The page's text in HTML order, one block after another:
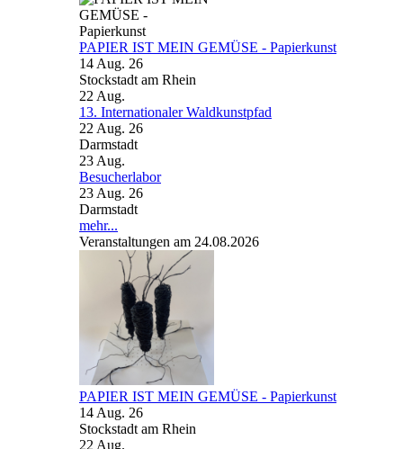
PAPIER IST MEIN GEMÜSE - Papierkunst
14 Aug. 26
Stockstadt am Rhein
22 Aug.
13. Internationaler Waldkunstpfad
22 Aug. 26
Darmstadt
23 Aug.
Besucherlabor
23 Aug. 26
Darmstadt
mehr...
Veranstaltungen am 24.08.2026
PAPIER IST MEIN GEMÜSE - Papierkunst
14 Aug. 26
Stockstadt am Rhein
22 Aug.